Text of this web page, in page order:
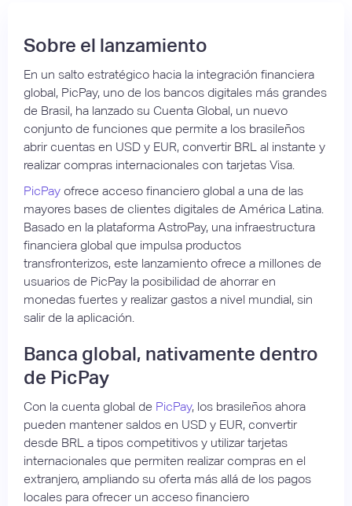
Sobre el lanzamiento
En un salto estratégico hacia la integración financiera
global, PicPay, uno de los bancos digitales más grandes
de Brasil, ha lanzado su Cuenta Global, un nuevo
conjunto de funciones que permite a los brasileños
abrir cuentas en USD y EUR, convertir BRL al instante y
realizar compras internacionales con tarjetas Visa.
PicPay ofrece acceso financiero global a una de las
mayores bases de clientes digitales de América Latina.
Basado en la plataforma AstroPay, una infraestructura
financiera global que impulsa productos
transfronterizos, este lanzamiento ofrece a millones de
usuarios de PicPay la posibilidad de ahorrar en
monedas fuertes y realizar gastos a nivel mundial, sin
salir de la aplicación.
Banca global, nativamente dentro
de PicPay
Con la cuenta global de PicPay, los brasileños ahora
pueden mantener saldos en USD y EUR, convertir
desde BRL a tipos competitivos y utilizar tarjetas
internacionales que permiten realizar compras en el
extranjero, ampliando su oferta más allá de los pagos
locales para ofrecer un acceso financiero